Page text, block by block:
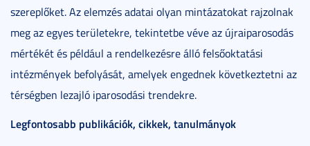
szereplőket. Az elemzés adatai olyan mintázatokat rajzolnak
meg az egyes területekre, tekintetbe véve az újraiparosodás
mértékét és például a rendelkezésre álló felsőoktatási
intézmények befolyását, amelyek engednek következtetni az
térségben lezajló iparosodási trendekre.
Legfontosabb publikációk, cikkek, tanulmányok